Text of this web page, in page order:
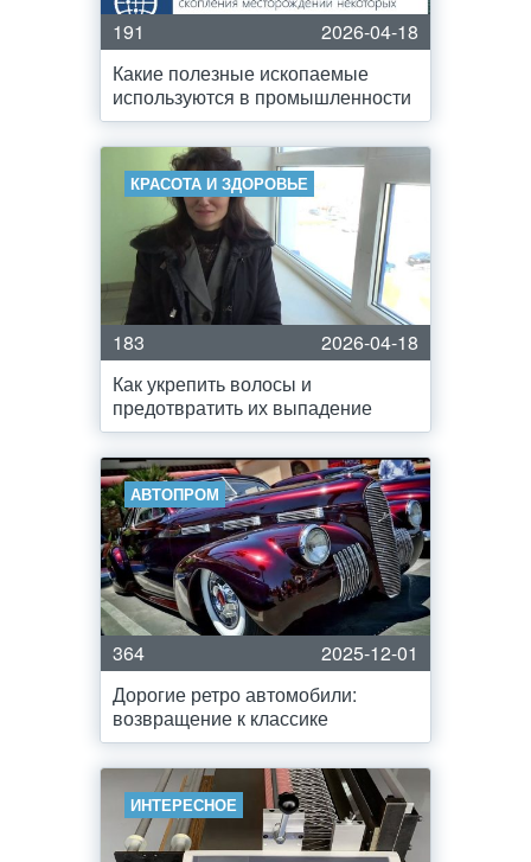
191
2026-04-18
Какие полезные ископаемые
используются в промышленности
КРАСОТА И ЗДОРОВЬЕ
183
2026-04-18
Как укрепить волосы и
предотвратить их выпадение
АВТОПРОМ
364
2025-12-01
Дорогие ретро автомобили:
возвращение к классике
ИНТЕРЕСНОЕ